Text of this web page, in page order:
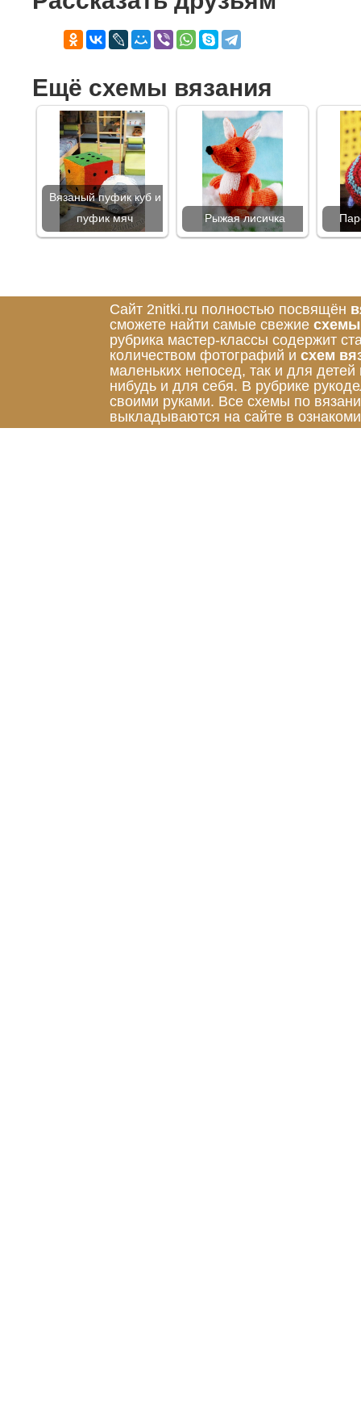
Ещё схемы вязания
Вязаный пуфик куб и
пуфик мяч
Рыжая лисичка
Сайт 2nitki.ru полностью посвящён
сможете найти самые свежие схемы
рубрика мастер-классы содержит
количеством фотографий и схем
маленьких непосед, так и для
нибудь и для себя. В рубрике
своими руками. Все схемы по
выкладываются на сайте в